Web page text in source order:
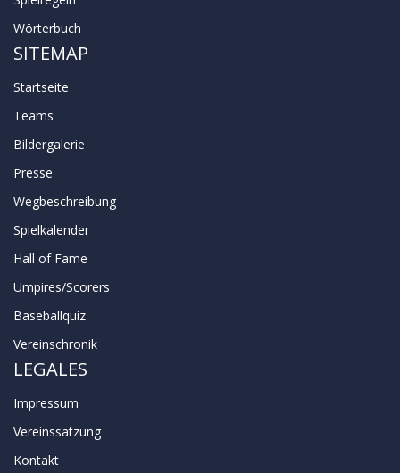
Wörterbuch
SITEMAP
Startseite
Teams
Bildergalerie
Presse
Wegbeschreibung
Spielkalender
Hall of Fame
Umpires/Scorers
Baseballquiz
Vereinschronik
LEGALES
Impressum
Vereinssatzung
Kontakt